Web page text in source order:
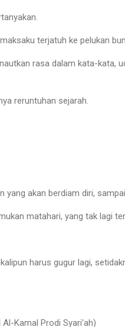
terjatuh ke pelukan
rasa dalam kata-kata,
reruntuhan sejarah.
yang akan berdiam diri,
matahari, yang tak lagi
harus gugur lagi,
Kamal Prodi Syari'ah)